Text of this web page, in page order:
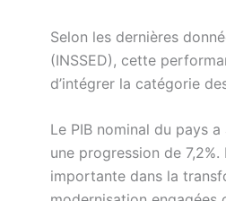
Selon les dernières
(INSSED), cette
d’intégrer la catégorie
Le PIB nominal du pays
une progression de
importante dans la